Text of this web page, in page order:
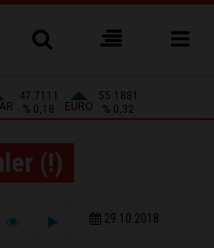
47.7111
% 0,18
EURO
55.1881
% 0,32
(!)
29.10.2018